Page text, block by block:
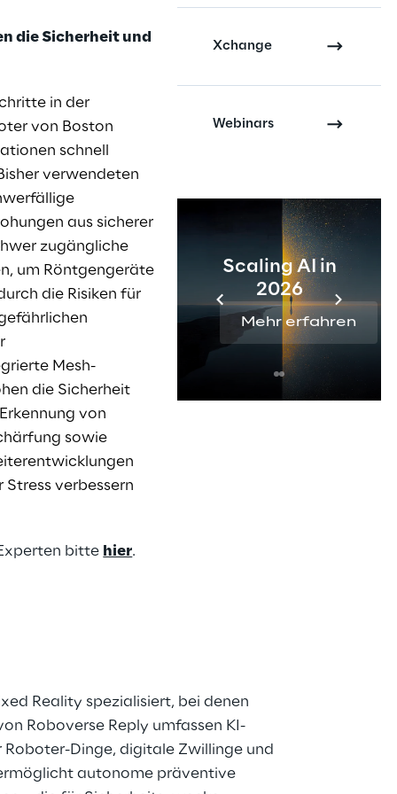
Xchange
Webinars
Scaling AI in
2026
Mehr erfahren
die Sicherheit und
in der
von Boston
schnell
verwendeten
aus sicherer
zugängliche
um Röntgengeräte
die Risiken für
Mesh-
die Sicherheit
von
sowie
verbessern
bitte hier.
Reality spezialisiert, bei denen
Roboverse Reply umfassen KI-
Dinge, digitale Zwillinge und
autonome präventive